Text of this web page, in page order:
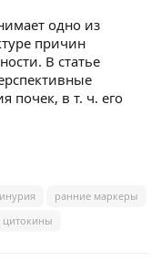
одно из
причин
В статье
почек, в т. ч. его
ранние маркеры
цитокины